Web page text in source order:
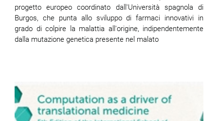
progetto europeo coordinato dall'Università spagnola di
Burgos, che punta allo sviluppo di farmaci innovativi in
grado di colpire la malattia all'origine, indipendentemente
dalla mutazione genetica presente nel malato